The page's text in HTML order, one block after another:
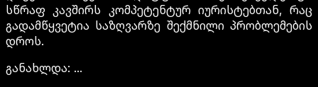
სწრაფ კავშირს კომპეტენტურ იურისტებთან, რაც
გადამწყვეტია საზღვარზე შექმნილი პრობლემების
დროს.
განახლდა: ...